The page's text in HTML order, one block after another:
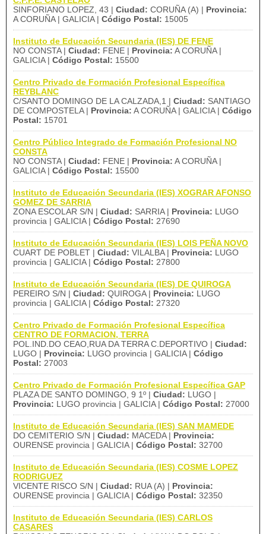
SINFORIANO LOPEZ, 43 | Ciudad: CORUÑA (A) | Provincia:
A CORUÑA | GALICIA | Código Postal: 15005
Instituto de Educación Secundaria (IES) DE FENE
NO CONSTA | Ciudad: FENE | Provincia: A CORUÑA |
GALICIA | Código Postal: 15500
Centro Privado de Formación Profesional Específica
REYBLANC
C/SANTO DOMINGO DE LA CALZADA,1 | Ciudad: SANTIAGO
DE COMPOSTELA | Provincia: A CORUÑA | GALICIA | Código
Postal: 15701
Centro Público Integrado de Formación Profesional NO
CONSTA
NO CONSTA | Ciudad: FENE | Provincia: A CORUÑA |
GALICIA | Código Postal: 15500
Instituto de Educación Secundaria (IES) XOGRAR AFONSO
GOMEZ DE SARRIA
ZONA ESCOLAR S/N | Ciudad: SARRIA | Provincia: LUGO
provincia | GALICIA | Código Postal: 27690
Instituto de Educación Secundaria (IES) LOIS PEÑA NOVO
CUART DE POBLET | Ciudad: VILALBA | Provincia: LUGO
provincia | GALICIA | Código Postal: 27800
Instituto de Educación Secundaria (IES) DE QUIROGA
PEREIRO S/N | Ciudad: QUIROGA | Provincia: LUGO
provincia | GALICIA | Código Postal: 27320
Centro Privado de Formación Profesional Específica
CENTRO DE FORMACION, TERRA
POL.IND.DO CEAO,RUA DA TERRA C.DEPORTIVO | Ciudad:
LUGO | Provincia: LUGO provincia | GALICIA | Código
Postal: 27003
Centro Privado de Formación Profesional Específica GAP
PLAZA DE SANTO DOMINGO, 9 1º | Ciudad: LUGO |
Provincia: LUGO provincia | GALICIA | Código Postal: 27000
Instituto de Educación Secundaria (IES) SAN MAMEDE
DO CEMITERIO S/N | Ciudad: MACEDA | Provincia:
OURENSE provincia | GALICIA | Código Postal: 32700
Instituto de Educación Secundaria (IES) COSME LOPEZ
RODRIGUEZ
VICENTE RISCO S/N | Ciudad: RUA (A) | Provincia:
OURENSE provincia | GALICIA | Código Postal: 32350
Instituto de Educación Secundaria (IES) CARLOS
CASARES